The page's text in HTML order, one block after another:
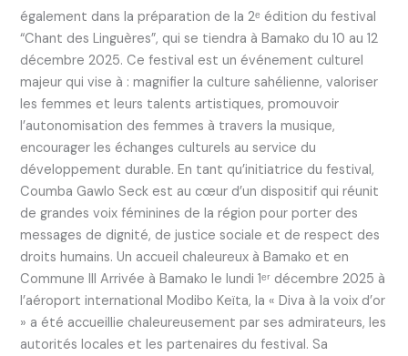
également dans la préparation de la 2ᵉ édition du festival
“Chant des Linguères”, qui se tiendra à Bamako du 10 au 12
décembre 2025. Ce festival est un événement culturel
majeur qui vise à : magnifier la culture sahélienne, valoriser
les femmes et leurs talents artistiques, promouvoir
l’autonomisation des femmes à travers la musique,
encourager les échanges culturels au service du
développement durable. En tant qu’initiatrice du festival,
Coumba Gawlo Seck est au cœur d’un dispositif qui réunit
de grandes voix féminines de la région pour porter des
messages de dignité, de justice sociale et de respect des
droits humains. Un accueil chaleureux à Bamako et en
Commune III Arrivée à Bamako le lundi 1ᵉʳ décembre 2025 à
l’aéroport international Modibo Keïta, la « Diva à la voix d’or
» a été accueillie chaleureusement par ses admirateurs, les
autorités locales et les partenaires du festival. Sa